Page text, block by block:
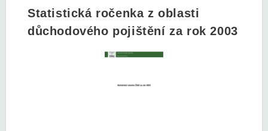
Statistická ročenka z oblasti
důchodového pojištění za rok 2003